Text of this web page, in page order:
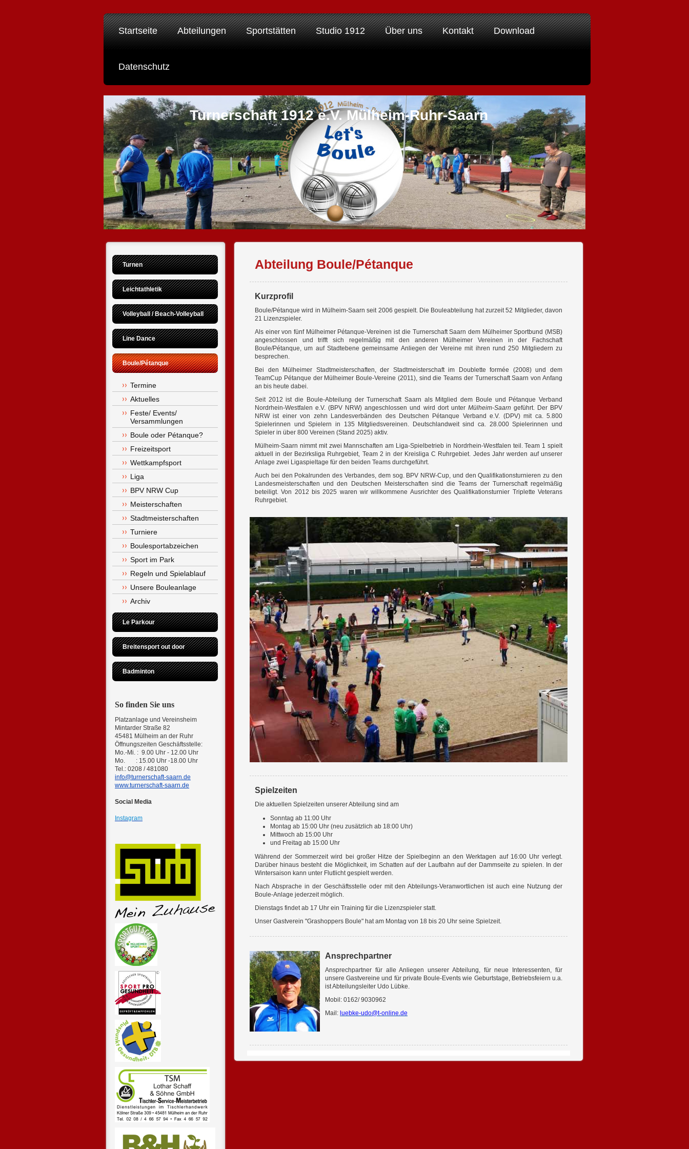
Startseite Abteilungen Sportstätten Studio 1912 Über uns Kontakt Download
Datenschutz
Turnerschaft 1912 e.V. Mülheim-Ruhr-Saarn
Turnen
Leichtathletik
Volleyball / Beach-Volleyball
Line Dance
Boule/Pétanque
Termine
Aktuelles
Feste/ Events/
Versammlungen
Boule oder Pétanque?
Freizeitsport
Wettkampfsport
Liga
BPV NRW Cup
Meisterschaften
Stadtmeisterschaften
Turniere
Boulesportabzeichen
Sport im Park
Regeln und Spielablauf
Unsere Bouleanlage
Archiv
Le Parkour
Breitensport out door
Badminton
So finden Sie uns
Platzanlage und Vereinsheim
Mintarder Straße 82
45481 Mülheim an der Ruhr
Öffnungszeiten Geschäftsstelle:
Mo.-Mi. : 9.00 Uhr - 12.00 Uhr
Mo. : 15.00 Uhr -18.00 Uhr
Tel.: 0208 / 481080
info@turnerschaft-saarn.de
www.turnerschaft-saarn.de
Social Media
Instagram
Abteilung Boule/Pétanque
Kurzprofil
Boule/Pétanque wird in Mülheim-Saarn seit 2006 gespielt. Die Bouleabteilung hat zurzeit 52 Mitglieder, davon
21 Lizenzspieler.
Als einer von fünf Mülheimer Pétanque-Vereinen ist die Turnerschaft Saarn dem Mülheimer Sportbund (MSB)
angeschlossen und trifft sich regelmäßig mit den anderen Mülheimer Vereinen in der Fachschaft
Boule/Pétanque, um auf Stadtebene gemeinsame Anliegen der Vereine mit ihren rund 250 Mitgliedern zu
besprechen.
Bei den Mülheimer Stadtmeisterschaften, der Stadtmeisterschaft im Doublette formée (2008) und dem
TeamCup Pétanque der Mülheimer Boule-Vereine (2011), sind die Teams der Turnerschaft Saarn von Anfang
an bis heute dabei.
Seit 2012 ist die Boule-Abteilung der Turnerschaft Saarn als Mitglied dem Boule und Pétanque Verband
Nordrhein-Westfalen e.V. (BPV NRW) angeschlossen und wird dort unter Mülheim-Saarn geführt. Der BPV
NRW ist einer von zehn Landesverbänden des Deutschen Pétanque Verband e.V. (DPV) mit ca.5.800
Spielerinnen und Spielern in 135 Mitgliedsvereinen.
Deutschlandweit sind ca. 28.000 Spielerinnen und
Spieler in über 800 Vereinen (Stand 2025) aktiv.
Mülheim-Saarn nimmt mit zwei Mannschaften am Liga-Spielbetrieb in Nordrhein-Westfalen teil. Team 1 spielt
aktuell in der Bezirksliga Ruhrgebiet, Team 2 in der Kreisliga C Ruhrgebiet. Jedes Jahr werden auf unserer
Anlage zwei Ligaspieltage für den beiden Teams durchgeführt.
Auch bei den Pokalrunden des Verbandes, dem sog. BPV NRW-Cup, und den Qualifikationsturnieren zu den
Landesmeisterschaften und den Deutschen Meisterschaften sind die Teams der Turnerschaft regelmäßig
beteiligt. Von 2012 bis 2025 waren wir willkommene Ausrichter des Qualifikationsturnier Triplette Veterans
Ruhrgebiet.
Spielzeiten
Die aktuellen Spielzeiten unserer Abteilung sind am
Sonntag ab 11:00 Uhr
Montag ab 15:00 Uhr (neu zusätzlich ab 18:00 Uhr)
Mittwoch ab 15:00 Uhr
und Freitag ab 15:00 Uhr
Während der Sommerzeit wird bei großer Hitze der Spielbeginn an den Werktagen auf 16:00 Uhr verlegt.
Darüber hinaus besteht die Möglichkeit, im Schatten auf der Laufbahn auf der Dammseite zu spielen. In der
Wintersaison kann unter Flutlicht gespielt werden.
Nach Absprache in der Geschäftsstelle oder mit den Abteilungs-Veranwortlichen ist auch eine Nutzung der
Boule-Anlage jederzeit möglich.
Dienstags findet ab 17 Uhr ein Training für die Lizenzspieler statt.
Unser Gastverein "Grashoppers Boule" hat am Montag von 18 bis 20 Uhr seine Spielzeit.
Ansprechpartner
Ansprechpartner für alle Anliegen unserer Abteilung, für neue Interessenten, für
unsere Gastvereine und für private Boule-Events wie Geburtstage, Betriebsfeiern u.a.
ist Abteilungsleiter Udo Lübke.
Mobil: 0162/ 9030962
Mail: luebke-udo@t-online.de